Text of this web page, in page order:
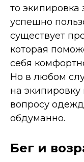
то
успешно
существует
которая
себя
Но в любом
на экипировку
вопросу
обдуманно.
Бег и